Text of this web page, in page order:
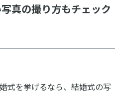
真の撮り方もチェック
式を挙げるなら、結婚式の写